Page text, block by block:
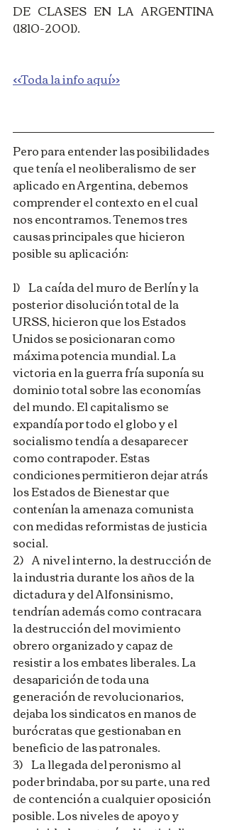
DE CLASES EN LA ARGENTINA
(1810-2001).
<<Toda la info aquí>>
Pero para entender las posibilidades
que tenía el neoliberalismo de ser
aplicado en Argentina, debemos
comprender el contexto en el cual
nos encontramos. Tenemos tres
causas principales que hicieron
posible su aplicación:
1)    La caída del muro de Berlín y la
posterior disolución total de la
URSS, hicieron que los Estados
Unidos se posicionaran como
máxima potencia mundial. La
victoria en la guerra fría suponía su
dominio total sobre las economías
del mundo. El capitalismo se
expandía por todo el globo y el
socialismo tendía a desaparecer
como contrapoder. Estas
condiciones permitieron dejar atrás
los Estados de Bienestar que
contenían la amenaza comunista
con medidas reformistas de justicia
social.
2)    A nivel interno, la destrucción de
la industria durante los años de la
dictadura y del Alfonsinismo,
tendrían además como contracara
la destrucción del movimiento
obrero organizado y capaz de
resistir a los embates liberales. La
desaparición de toda una
generación de revolucionarios,
dejaba los sindicatos en manos de
burócratas que gestionaban en
beneficio de las patronales.
3)    La llegada del peronismo al
poder brindaba, por su parte, una red
de contención a cualquier oposición
posible. Los niveles de apoyo y